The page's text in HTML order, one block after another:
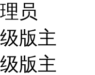
员
版主
版主